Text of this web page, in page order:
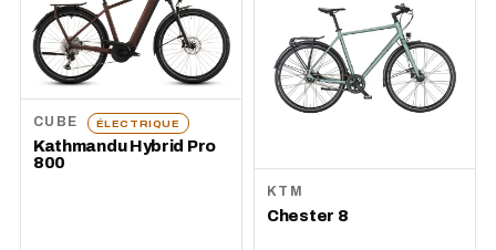
CUBE ÉLECTRIQUE
Kathmandu Hybrid Pro
800
KTM
Chester 8